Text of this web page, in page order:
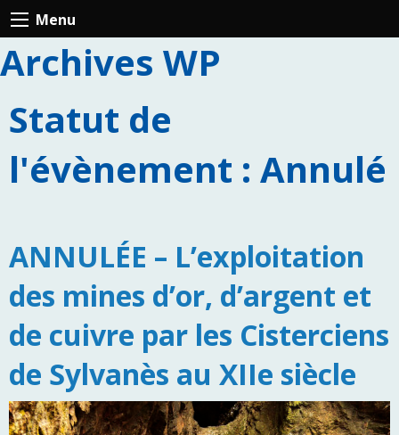
Menu
Archives WP
Statut de
l'évènement : Annulé
ANNULÉE – L’exploitation
des mines d’or, d’argent et
de cuivre par les Cisterciens
de Sylvanès au XIIe siècle